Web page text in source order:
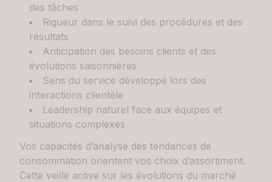
des tâches
Rigueur dans le suivi des procédures et des
résultats
Anticipation des besoins clients et des
évolutions saisonnières
Sens du service développé lors des
interactions clientèle
Leadership naturel face aux équipes et
situations complexes
Vos capacités d’analyse des tendances de
consommation orientent vos choix d’assortiment.
Cette veille active sur les évolutions du marché